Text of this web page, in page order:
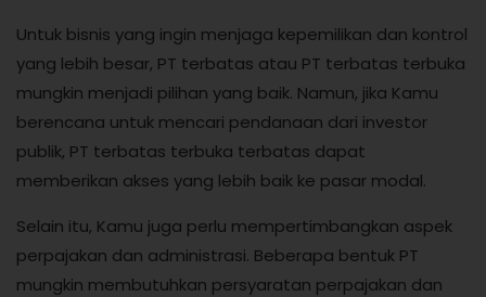
Untuk bisnis yang ingin menjaga kepemilikan dan kontrol
yang lebih besar, PT terbatas atau PT terbatas terbuka
mungkin menjadi pilihan yang baik. Namun, jika Kamu
berencana untuk mencari pendanaan dari investor
publik, PT terbatas terbuka terbatas dapat
memberikan akses yang lebih baik ke pasar modal.
Selain itu, Kamu juga perlu mempertimbangkan aspek
perpajakan dan administrasi. Beberapa bentuk PT
mungkin membutuhkan persyaratan perpajakan dan